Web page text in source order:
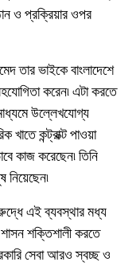
ও প্রক্রিয়ার ওপর
তার ভাইকে বাংলাদেশে
করেন৷ এটা করতে
উল্লেখযোগ্য
খাতে কন্ট্রাক্ট পাওয়া
কাজ করেছেন৷ তিনি
নিয়েছেন৷
এই ব্যবস্থার মধ্য
শাসন শক্তিশালী করতে
সেবা আরও স্বচ্ছ ও